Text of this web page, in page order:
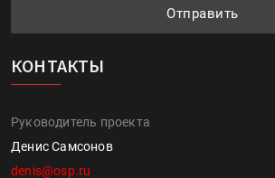
Отправить
КОНТАКТЫ
Руководитель проекта
Денис Самсонов
denis@osp.ru